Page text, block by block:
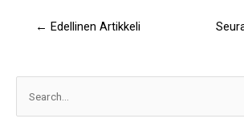
← Edellinen Artikkeli